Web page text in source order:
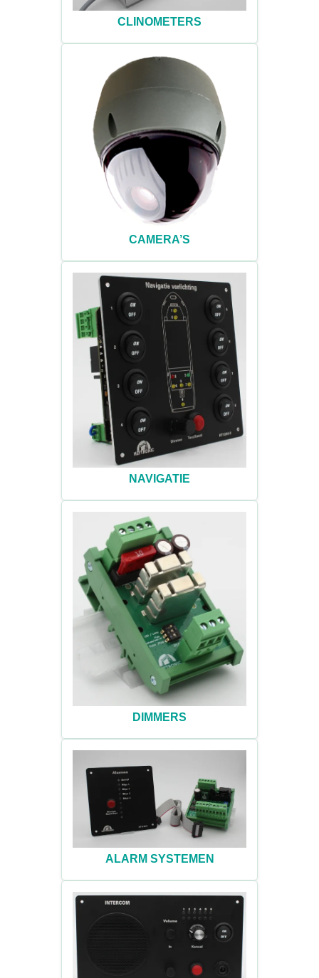
CLINOMETERS
CAMERA’S
NAVIGATIE
DIMMERS
ALARM SYSTEMEN